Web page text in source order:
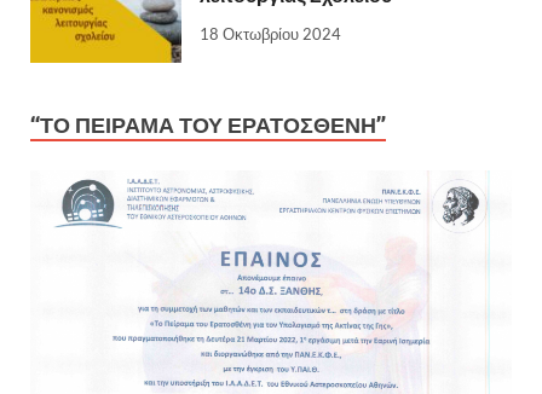
18 Οκτωβρίου 2024
“ΤΟ ΠΕΙΡΑΜΑ ΤΟΥ ΕΡΑΤΟΣΘΕΝΗ”